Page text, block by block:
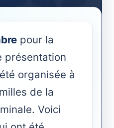
pour la
présentation
organisée à
de la
Voici